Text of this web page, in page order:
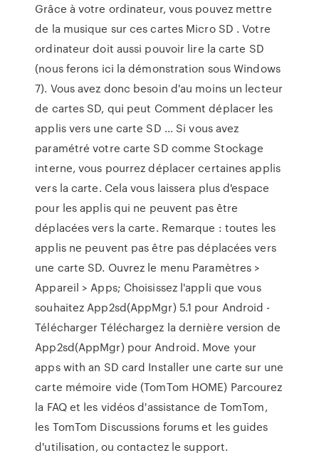
Grâce à votre ordinateur, vous pouvez mettre
de la musique sur ces cartes Micro SD . Votre
ordinateur doit aussi pouvoir lire la carte SD
(nous ferons ici la démonstration sous Windows
7). Vous avez donc besoin d'au moins un lecteur
de cartes SD, qui peut Comment déplacer les
applis vers une carte SD ... Si vous avez
paramétré votre carte SD comme Stockage
interne, vous pourrez déplacer certaines applis
vers la carte. Cela vous laissera plus d'espace
pour les applis qui ne peuvent pas être
déplacées vers la carte. Remarque : toutes les
applis ne peuvent pas être pas déplacées vers
une carte SD. Ouvrez le menu Paramètres >
Appareil > Apps; Choisissez l'appli que vous
souhaitez App2sd(AppMgr) 5.1 pour Android -
Télécharger Téléchargez la dernière version de
App2sd(AppMgr) pour Android. Move your
apps with an SD card Installer une carte sur une
carte mémoire vide (TomTom HOME) Parcourez
la FAQ et les vidéos d'assistance de TomTom,
les TomTom Discussions forums et les guides
d'utilisation, ou contactez le support.